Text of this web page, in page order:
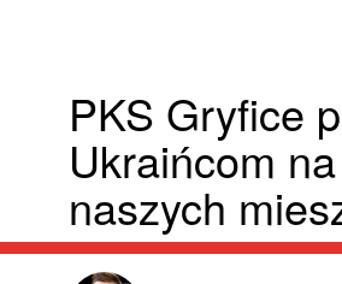
PKS Gryfice
Ukraińcom
naszych